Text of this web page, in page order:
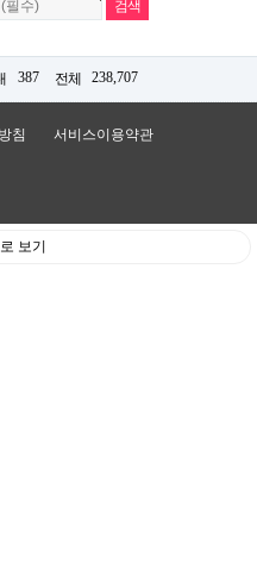
387 전체 238,707
침 서비스이용약관
보기